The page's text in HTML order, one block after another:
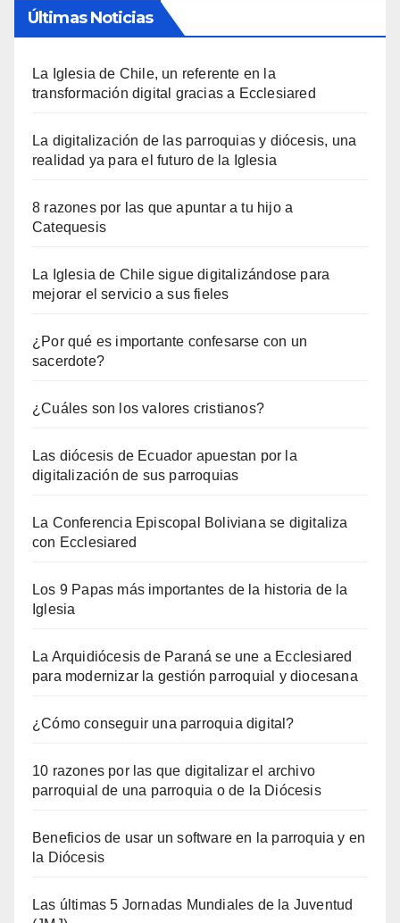
Últimas Noticias
La Iglesia de Chile, un referente en la
transformación digital gracias a Ecclesiared
La digitalización de las parroquias y diócesis, una
realidad ya para el futuro de la Iglesia
8 razones por las que apuntar a tu hijo a
Catequesis
La Iglesia de Chile sigue digitalizándose para
mejorar el servicio a sus fieles
¿Por qué es importante confesarse con un
sacerdote?
¿Cuáles son los valores cristianos?
Las diócesis de Ecuador apuestan por la
digitalización de sus parroquias
La Conferencia Episcopal Boliviana se digitaliza
con Ecclesiared
Los 9 Papas más importantes de la historia de la
Iglesia
La Arquidiócesis de Paraná se une a Ecclesiared
para modernizar la gestión parroquial y diocesana
¿Cómo conseguir una parroquia digital?
10 razones por las que digitalizar el archivo
parroquial de una parroquia o de la Diócesis
Beneficios de usar un software en la parroquia y en
la Diócesis
Las últimas 5 Jornadas Mundiales de la Juventud